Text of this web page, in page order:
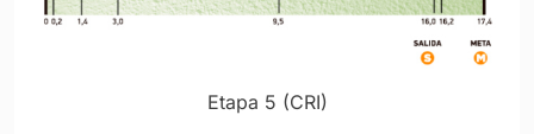
Etapa 5 (CRI)